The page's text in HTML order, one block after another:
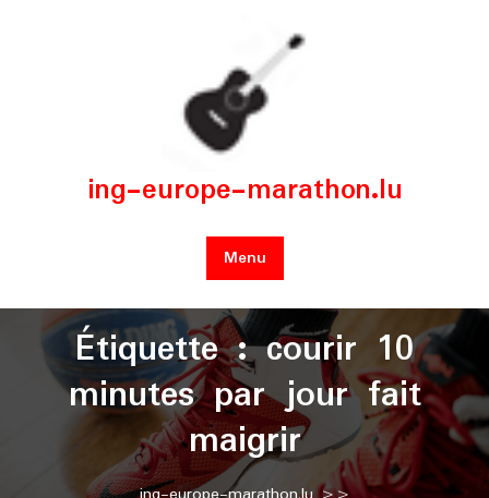
ing-europe-marathon.lu
Menu
Étiquette :courir 10
minutes par jour fait
maigrir